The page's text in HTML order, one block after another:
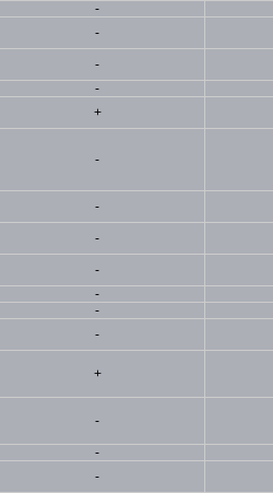
-
-
-
-
+
-
-
-
-
-
-
-
+
-
-
-